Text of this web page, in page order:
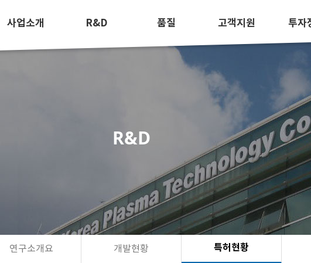
사업소개 R&D 품질 고객지원 투자
R&D
연구소개요 개발현황 특허현황